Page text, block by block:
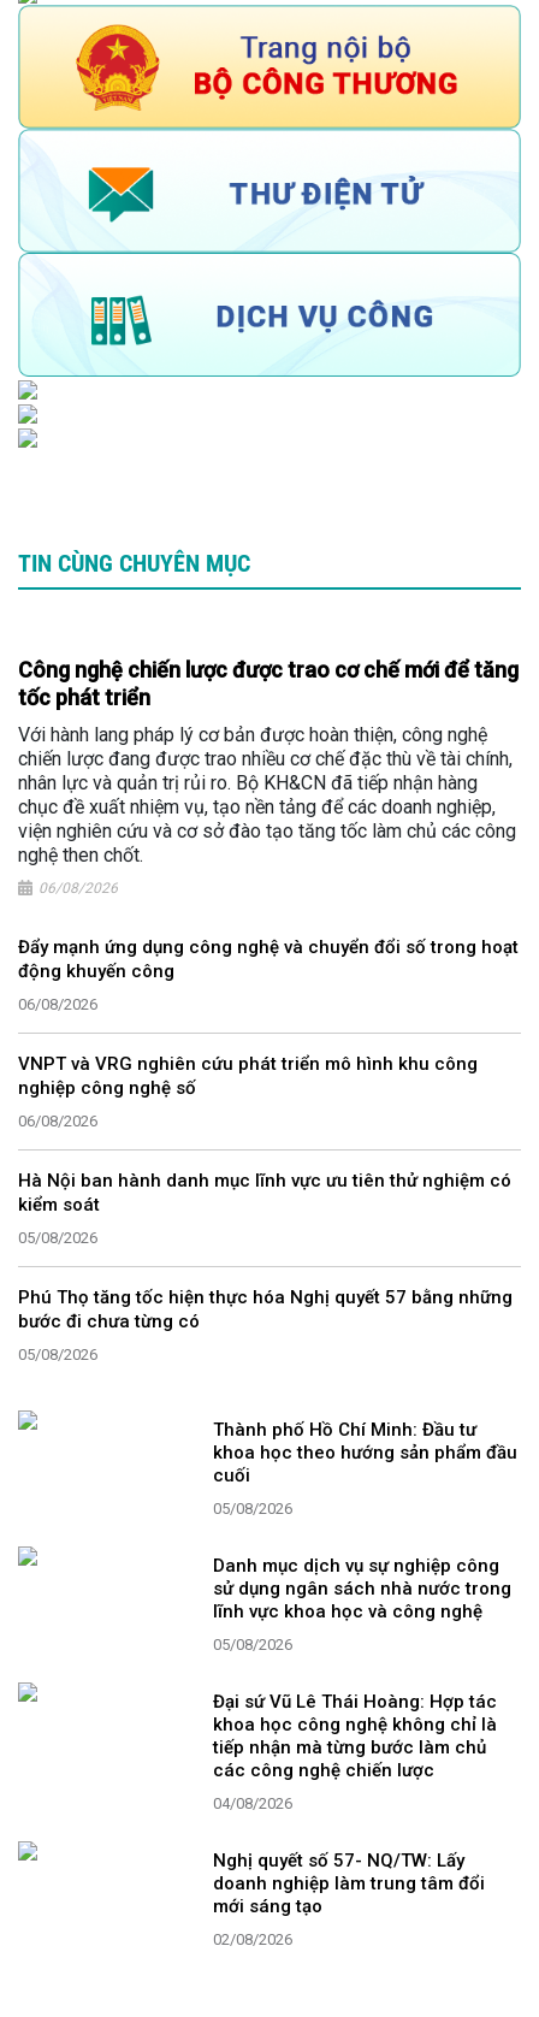
TIN CÙNG CHUYÊN MỤC
Công nghệ chiến lược được trao cơ chế mới để tăng
tốc phát triển
Với hành lang pháp lý cơ bản được hoàn thiện, công nghệ
chiến lược đang được trao nhiều cơ chế đặc thù về tài chính,
nhân lực và quản trị rủi ro. Bộ KH&CN đã tiếp nhận hàng
chục đề xuất nhiệm vụ, tạo nền tảng để các doanh nghiệp,
viện nghiên cứu và cơ sở đào tạo tăng tốc làm chủ các công
nghệ then chốt.
06/08/2026
Đẩy mạnh ứng dụng công nghệ và chuyển đổi số trong hoạt
động khuyến công
06/08/2026
VNPT và VRG nghiên cứu phát triển mô hình khu công
nghiệp công nghệ số
06/08/2026
Hà Nội ban hành danh mục lĩnh vực ưu tiên thử nghiệm có
kiểm soát
05/08/2026
Phú Thọ tăng tốc hiện thực hóa Nghị quyết 57 bằng những
bước đi chưa từng có
05/08/2026
Thành phố Hồ Chí Minh: Đầu tư
khoa học theo hướng sản phẩm đầu
cuối
05/08/2026
Danh mục dịch vụ sự nghiệp công
sử dụng ngân sách nhà nước trong
lĩnh vực khoa học và công nghệ
05/08/2026
Đại sứ Vũ Lê Thái Hoàng: Hợp tác
khoa học công nghệ không chỉ là
tiếp nhận mà từng bước làm chủ
các công nghệ chiến lược
04/08/2026
Nghị quyết số 57- NQ/TW: Lấy
doanh nghiệp làm trung tâm đổi
mới sáng tạo
02/08/2026